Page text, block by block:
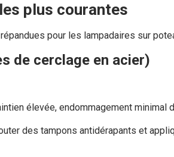
plus courantes
pour les lampadaires sur
de cerclage en acier)
élevée, endommagement minimal
des tampons antidérapants et